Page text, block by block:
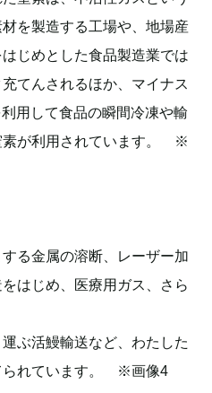
を製造する工場や、地場産
じめとした食品製造業では
てんされるほか、マイナス
用して食品の瞬間冷凍や輸
素が利用されています。 ※
る金属の溶断、レーザー加
はじめ、医療用ガス、さら
ぶ活鰻輸送など、わたした
られています。 ※画像4